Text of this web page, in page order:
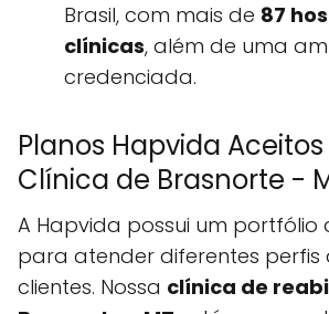
Brasil, com mais de 87
clínicas, além de uma
credenciada.
Planos Hapvida
Clínica de Brasnorte -
A Hapvida possui um portfólio
para atender diferentes perfis
clientes. Nossa clínica de